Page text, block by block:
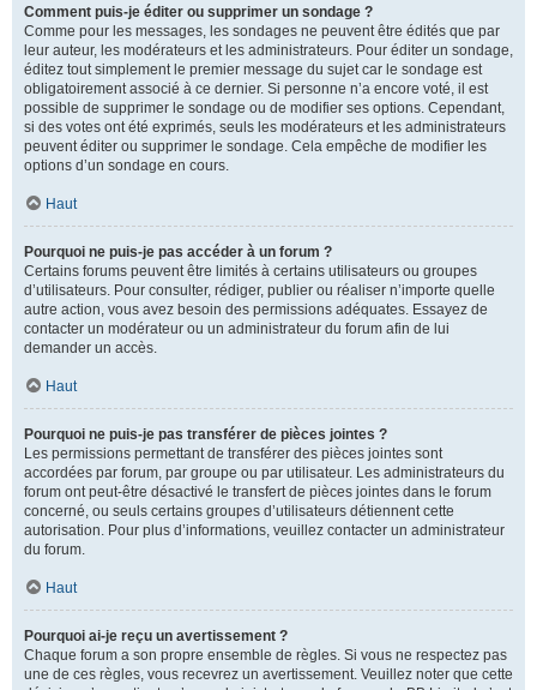
Comment puis-je éditer ou supprimer un sondage ?
Comme pour les messages, les sondages ne peuvent être édités que par
leur auteur, les modérateurs et les administrateurs. Pour éditer un sondage,
éditez tout simplement le premier message du sujet car le sondage est
obligatoirement associé à ce dernier. Si personne n’a encore voté, il est
possible de supprimer le sondage ou de modifier ses options. Cependant,
si des votes ont été exprimés, seuls les modérateurs et les administrateurs
peuvent éditer ou supprimer le sondage. Cela empêche de modifier les
options d’un sondage en cours.
Haut
Pourquoi ne puis-je pas accéder à un forum ?
Certains forums peuvent être limités à certains utilisateurs ou groupes
d’utilisateurs. Pour consulter, rédiger, publier ou réaliser n’importe quelle
autre action, vous avez besoin des permissions adéquates. Essayez de
contacter un modérateur ou un administrateur du forum afin de lui
demander un accès.
Haut
Pourquoi ne puis-je pas transférer de pièces jointes ?
Les permissions permettant de transférer des pièces jointes sont
accordées par forum, par groupe ou par utilisateur. Les administrateurs du
forum ont peut-être désactivé le transfert de pièces jointes dans le forum
concerné, ou seuls certains groupes d’utilisateurs détiennent cette
autorisation. Pour plus d’informations, veuillez contacter un administrateur
du forum.
Haut
Pourquoi ai-je reçu un avertissement ?
Chaque forum a son propre ensemble de règles. Si vous ne respectez pas
une de ces règles, vous recevrez un avertissement. Veuillez noter que cette